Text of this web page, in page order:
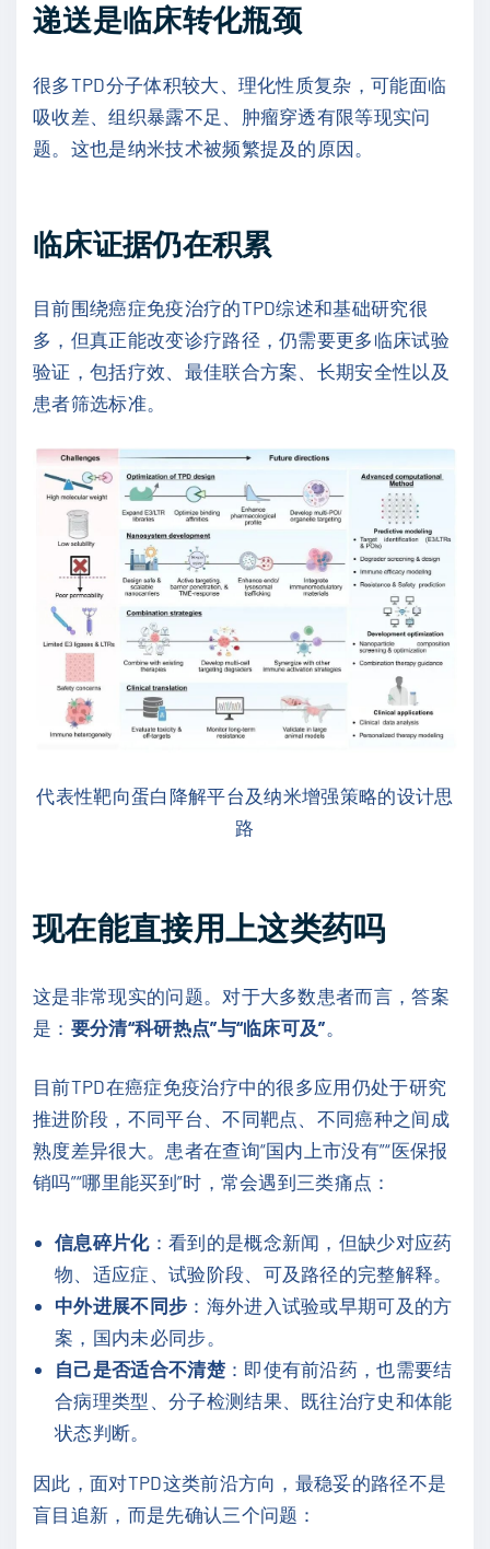
递送是临床转化瓶颈
很多TPD分子体积较大、理化性质复杂，可能面临
吸收差、组织暴露不足、肿瘤穿透有限等现实问
题。这也是纳米技术被频繁提及的原因。
临床证据仍在积累
目前围绕癌症免疫治疗的TPD综述和基础研究很
多，但真正能改变诊疗路径，仍需要更多临床试验
验证，包括疗效、最佳联合方案、长期安全性以及
患者筛选标准。
代表性靶向蛋白降解平台及纳米增强策略的设计思
路
现在能直接用上这类药吗
这是非常现实的问题。对于大多数患者而言，答案
是： 要分清“科研热点”与“临床可及”
目前TPD在癌症免疫治疗中的很多应用仍处于研究
推进阶段，不同平台、不同靶点、不同癌种之间成
熟度差异很大。患者在查询“国内上市没有”“医保报
销吗”“哪里能买到”时，常会遇到三类痛点：
信息碎片化：看到的是概念新闻，但缺少对应药
物、适应症、试验阶段、可及路径的完整解释。
中外进展不同步 ：海外进入试验或早期可及的方
案，国内未必同步。
自己是否适合不清楚：即使有前沿药，也需要结
合病理类型、分子检测结果、既往治疗史和体能
状态判断。
因此，面对TPD这类前沿方向，最稳妥的路径不是
盲目追新，而是先确认三个问题：